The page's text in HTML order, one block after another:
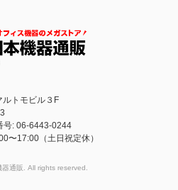
トモビル３F
: 06-6443-0244
〜17:00（土日祝定休）
通販. All rights reserved.